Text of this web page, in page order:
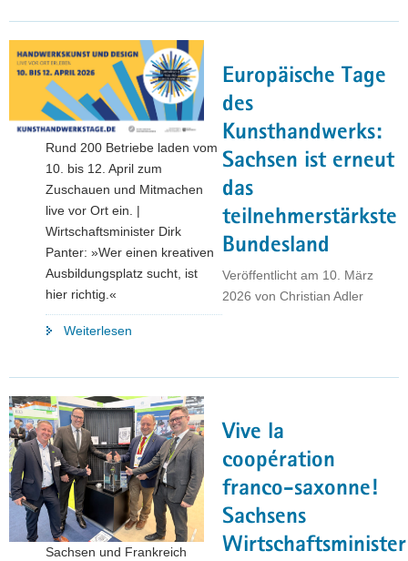
kommt
nach
Sachsen"
Europäische Tage
des
Kunsthandwerks:
Sachsen ist erneut
das
teilnehmerstärkste
Bundesland
Veröffentlicht am 10. März
2026 von Christian Adler
Rund 200 Betriebe laden vom
10. bis 12. April zum
Zuschauen und Mitmachen
live vor Ort ein. |
Wirtschaftsminister Dirk
Panter: »Wer einen kreativen
Ausbildungsplatz sucht, ist
hier richtig.«
Weiterlesen
Sachsen
ist
erneut
das
teilnehmerstärkste
Bundesland"
Vive la
coopération
franco-saxonne!
Sachsens
Wirtschaftsminister
Sachsen und Frankreich